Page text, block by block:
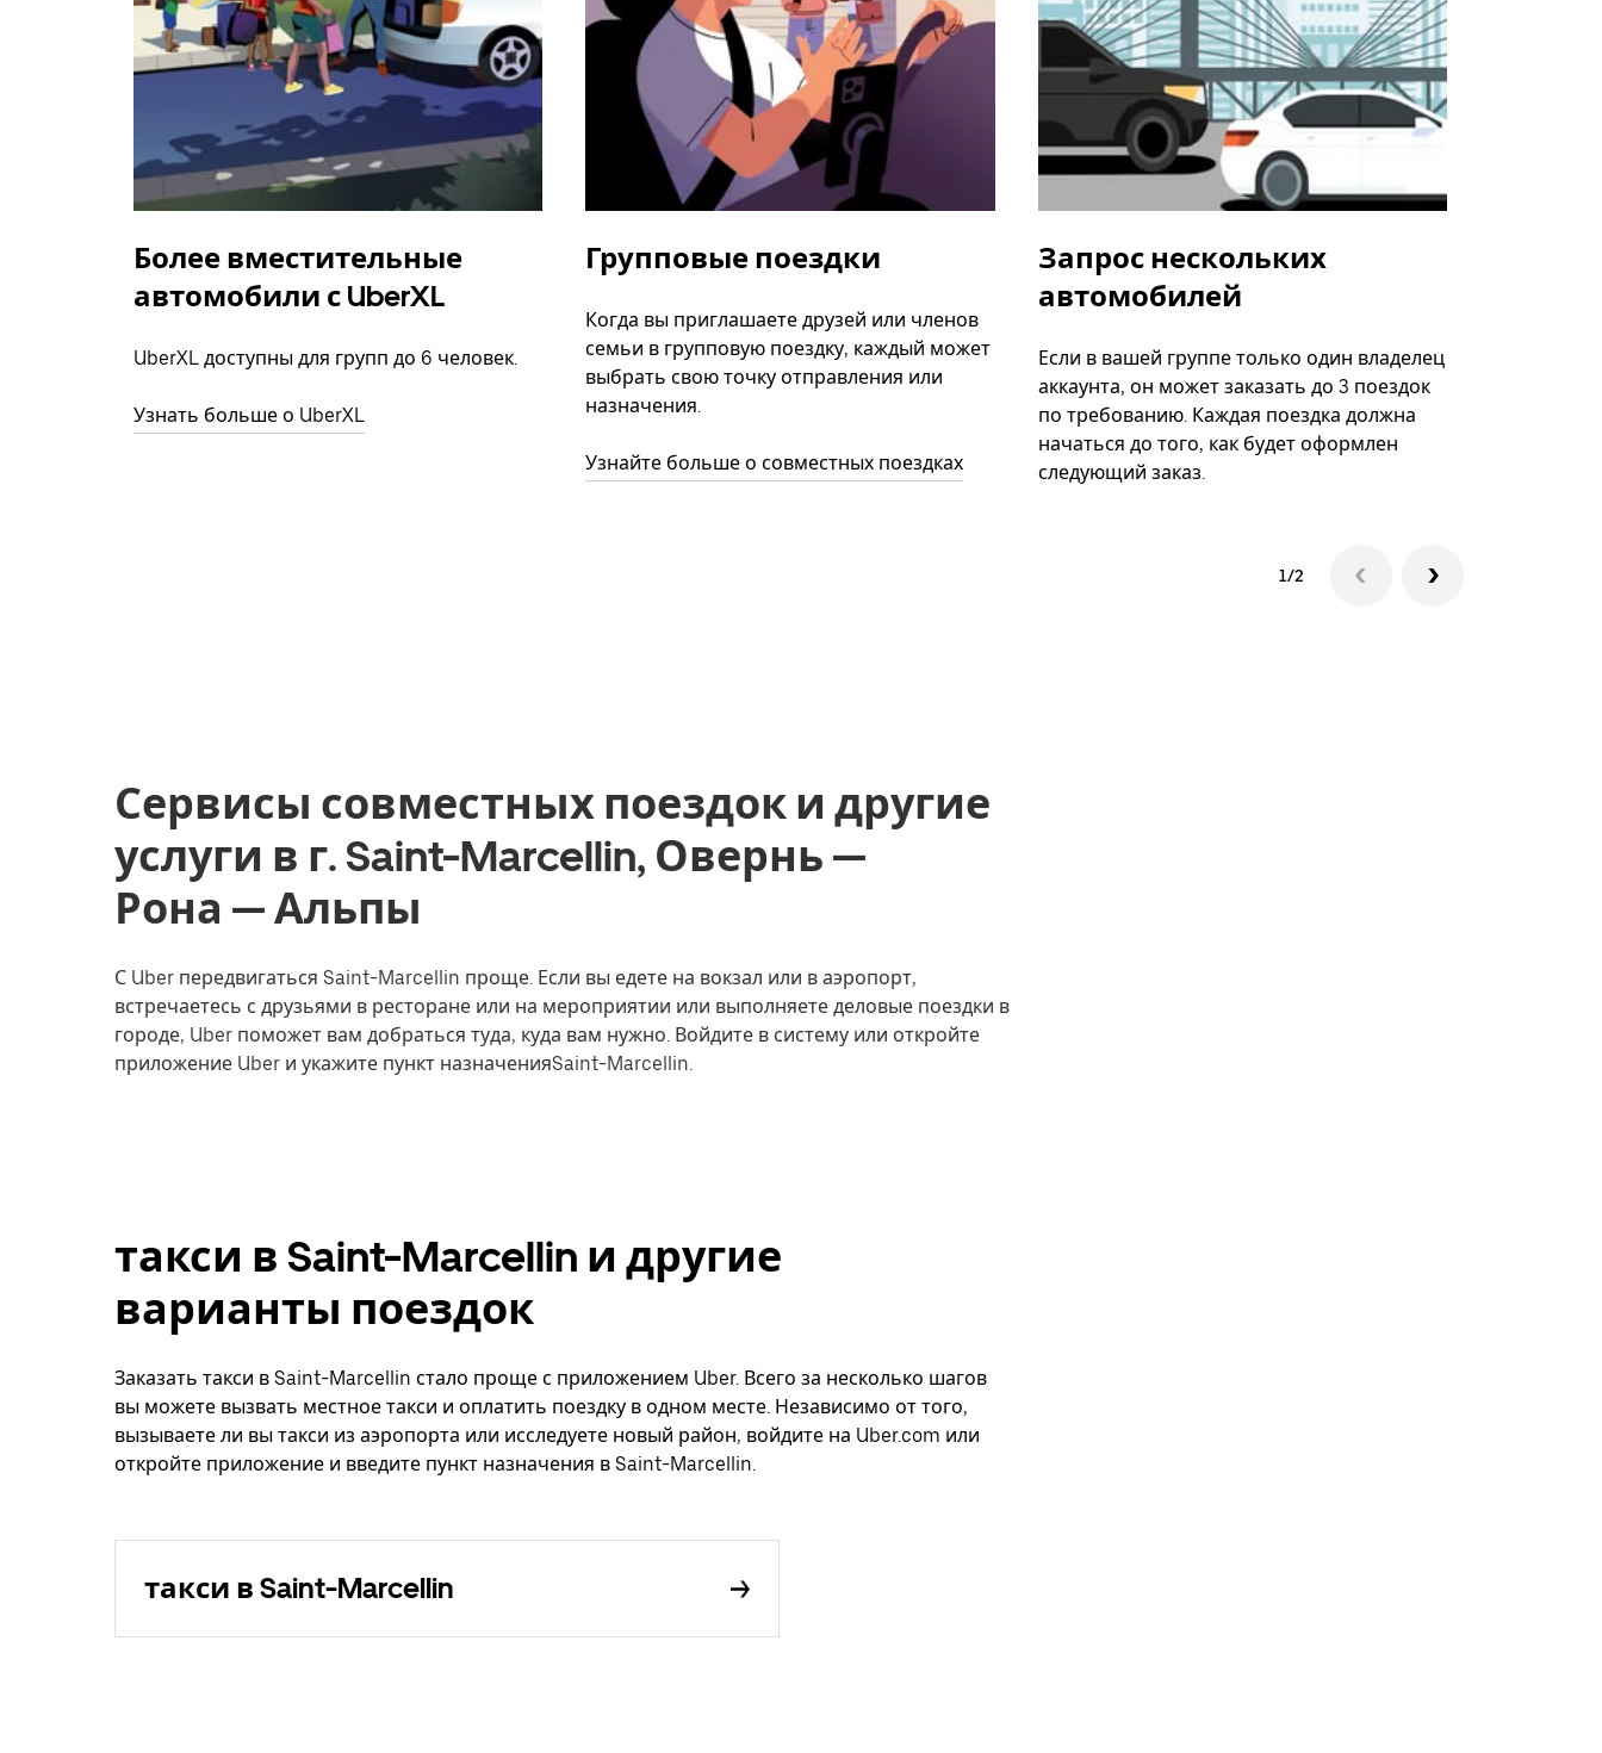
Более вместительные
автомобили с UberXL
UberXL доступны для групп до 6 человек.
Узнать больше о UberXL
Групповые поездки
Когда вы приглашаете друзей или членов
семьи в групповую поездку, каждый может
выбрать свою точку отправления или
назначения.
Узнайте больше о совместных поездках
Запрос нескольких
автомобилей
Если в вашей группе только один владелец
аккаунта, он может заказать до 3 поездок
по требованию. Каждая поездка должна
начаться до того, как будет оформлен
следующий заказ.
1/2
Сервисы совместных поездок и другие
услуги в г. Saint-Marcellin, Овернь —
Рона — Альпы
С Uber передвигаться Saint-Marcellin проще. Если вы едете на вокзал или в аэропорт,
встречаетесь с друзьями в ресторане или на мероприятии или выполняете деловые поездки в
городе, Uber поможет вам добраться туда, куда вам нужно. Войдите в систему или откройте
приложение Uber и укажите пункт назначенияSaint-Marcellin.
такси в Saint-Marcellin и другие
варианты поездок
Заказать такси в Saint-Marcellin стало проще с приложением Uber. Всего за несколько шагов
вы можете вызвать местное такси и оплатить поездку в одном месте. Независимо от того,
вызываете ли вы такси из аэропорта или исследуете новый район, войдите на Uber.com или
откройте приложение и введите пункт назначения в Saint-Marcellin.
такси в Saint-Marcellin